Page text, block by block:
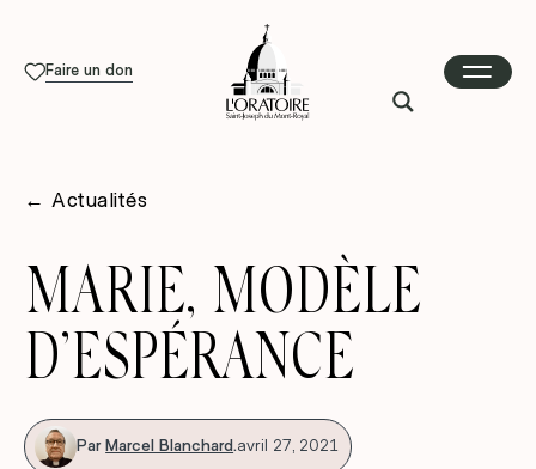
Faire un don
← Actualités
MARIE, MODÈLE
D’ESPÉRANCE
Par Marcel Blanchard.avril 27, 2021